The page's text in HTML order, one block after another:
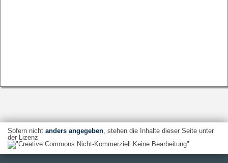
Sofern nicht anders angegeben, stehen die Inhalte dieser Seite unter
der Lizenz